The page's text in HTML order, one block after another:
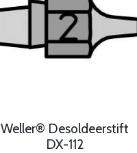
Weller® Desoldeerstift
DX-112